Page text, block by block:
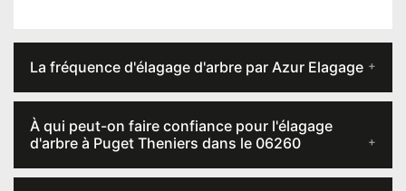
La fréquence d'élagage d'arbre par Azur Elagage
À qui peut-on faire confiance pour l'élagage
d'arbre à Puget Theniers dans le 06260